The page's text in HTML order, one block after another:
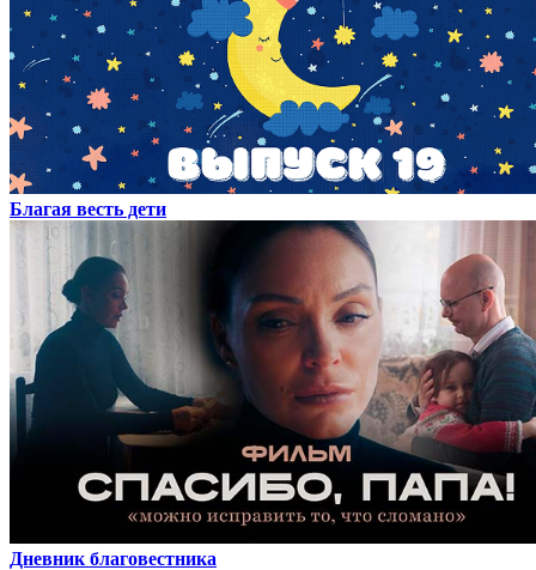
Благая весть дети
Дневник благовестника